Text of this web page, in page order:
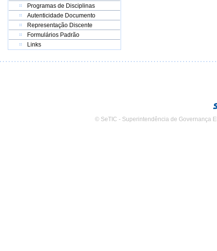
Programas de Disciplinas
Autenticidade Documento
Representação Discente
Formulários Padrão
Links
© SeTIC - Superintendência de Governança